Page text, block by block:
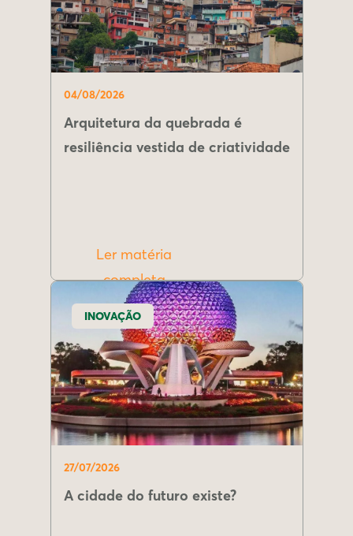
04/08/2026
Arquitetura da quebrada é
resiliência vestida de criatividade
Ler matéria
completa
INOVAÇÃO
27/07/2026
A cidade do futuro existe?